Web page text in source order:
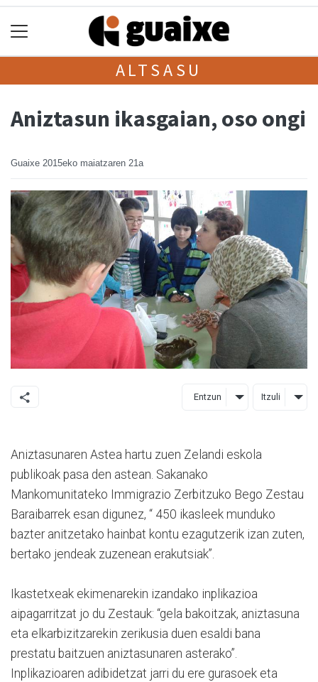
ALTSASU
Aniztasun ikasgaian, oso ongi
Guaixe 2015eko maiatzaren 21a
Entzun Itzuli
Aniztasunaren Astea hartu zuen Zelandi eskola
publikoak pasa den astean. Sakanako
Mankomunitateko Immigrazio Zerbitzuko Bego Zestau
Baraibarrek esan digunez, “ 450 ikasleek munduko
bazter anitzetako hainbat kontu ezagutzerik izan zuten,
bertako jendeak zuzenean erakutsiak”.
Ikastetxeak ekimenarekin izandako inplikazioa
aipagarritzat jo du Zestauk: “gela bakoitzak, aniztasuna
eta elkarbizitzarekin zerikusia duen esaldi bana
prestatu baitzuen aniztasunaren asterako”.
Inplikazioaren adibidetzat jarri du ere gurasoek eta